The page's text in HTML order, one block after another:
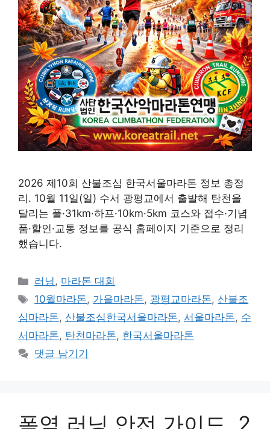
2026 제10회 산불조심 한국서울마라톤 정보 총정
리. 10월 11일(일) 수서 광평교에서 출발해 탄천을
달리는 풀·31km·하프·10km·5km 코스와 접수·기념
품·할인·교통 정보를 공식 홈페이지 기준으로 정리
했습니다.
카
테
리
러닝, 마라톤 대회
태
그
10월마라톤, 가을마라톤, 광평교마라톤,산불조
심마라톤, 산불조심한국서울마라톤, 서울마라톤, 수
서마라톤, 탄천마라톤, 한국서울마라톤
댓글 남기기
폭염 러닝 안전 가이드, 2